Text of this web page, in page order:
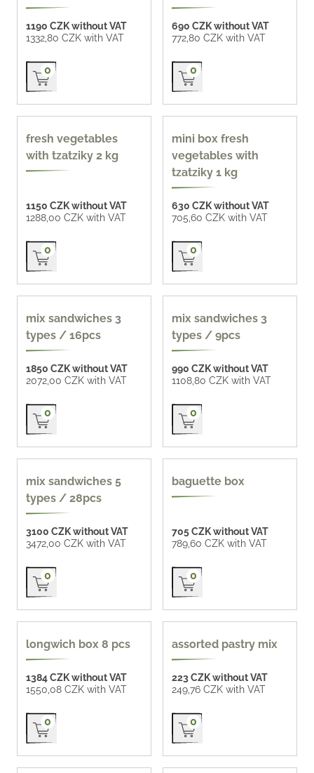
1190 CZK without VAT
1332,80 CZK with VAT
Přidat do košíku
0
690 CZK without VAT
772,80 CZK with VAT
Přidat do košíku
0
fresh vegetables
with tzatziky 2 kg
1150 CZK without VAT
1288,00 CZK with VAT
Přidat do košíku
0
mini box fresh
vegetables with
tzatziky 1 kg
630 CZK without VAT
705,60 CZK with VAT
Přidat do košíku
0
mix sandwiches 3
types / 16pcs
1850 CZK without VAT
2072,00 CZK with VAT
Přidat do košíku
0
mix sandwiches 3
types / 9pcs
990 CZK without VAT
1108,80 CZK with VAT
Přidat do košíku
0
CZK 124 / pc
mix sandwiches 5
types / 28pcs
3100 CZK without VAT
3472,00 CZK with VAT
Přidat do košíku
0
baguette box
705 CZK without VAT
789,60 CZK with VAT
Přidat do košíku
0
longwich box 8 pcs
1384 CZK without VAT
1550,08 CZK with VAT
Přidat do košíku
0
assorted pastry mix
223 CZK without VAT
249,76 CZK with VAT
Přidat do košíku
0